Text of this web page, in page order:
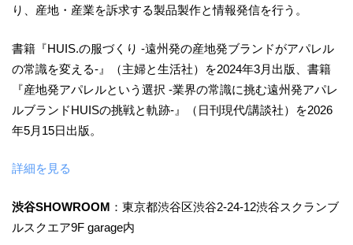
り、産地・産業を訴求する製品製作と情報発信を行う。
書籍『HUIS.の服づくり -遠州発の産地発ブランドがアパレル
の常識を変える-』（主婦と生活社）を2024年3月出版、書籍
『産地発アパレルという選択 -業界の常識に挑む遠州発アパレ
ルブランドHUISの挑戦と軌跡-』（日刊現代/講談社）を2026
年5月15日出版。
詳細を見る
渋谷SHOWROOM ：東京都渋谷区渋谷2-24-12渋谷スクランブ
ルスクエア9F garage内